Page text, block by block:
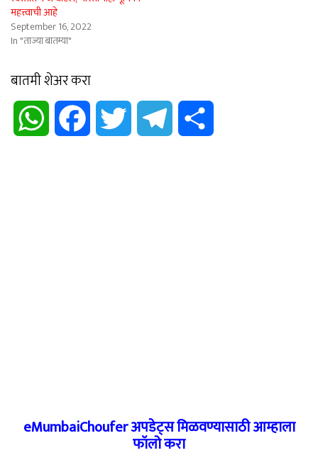
महत्त्वाची आहे
September 16, 2022
In "ताज्या बातम्या"
बातमी शेअर करा
WhatsApp Facebook Twitter Telegram
eMumbaiChoufer अपडेट्स मिळवण्यासाठी आम्हाला
फॉलो करा